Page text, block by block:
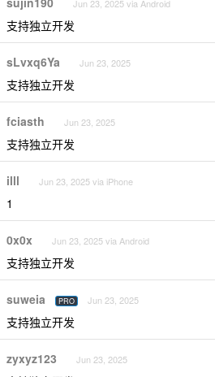
Jun 23, 2025 via Android
支持独立开发
sLvxq6Ya Jun 23, 2025
支持独立开发
fciasth Jun 23, 2025
支持独立开发
illl Jun 23, 2025 via iPhone
1
0x0x Jun 23, 2025 via Android
支持独立开发
suweia PRO Jun 23, 2025
支持独立开发
zyxyz123 Jun 23, 2025